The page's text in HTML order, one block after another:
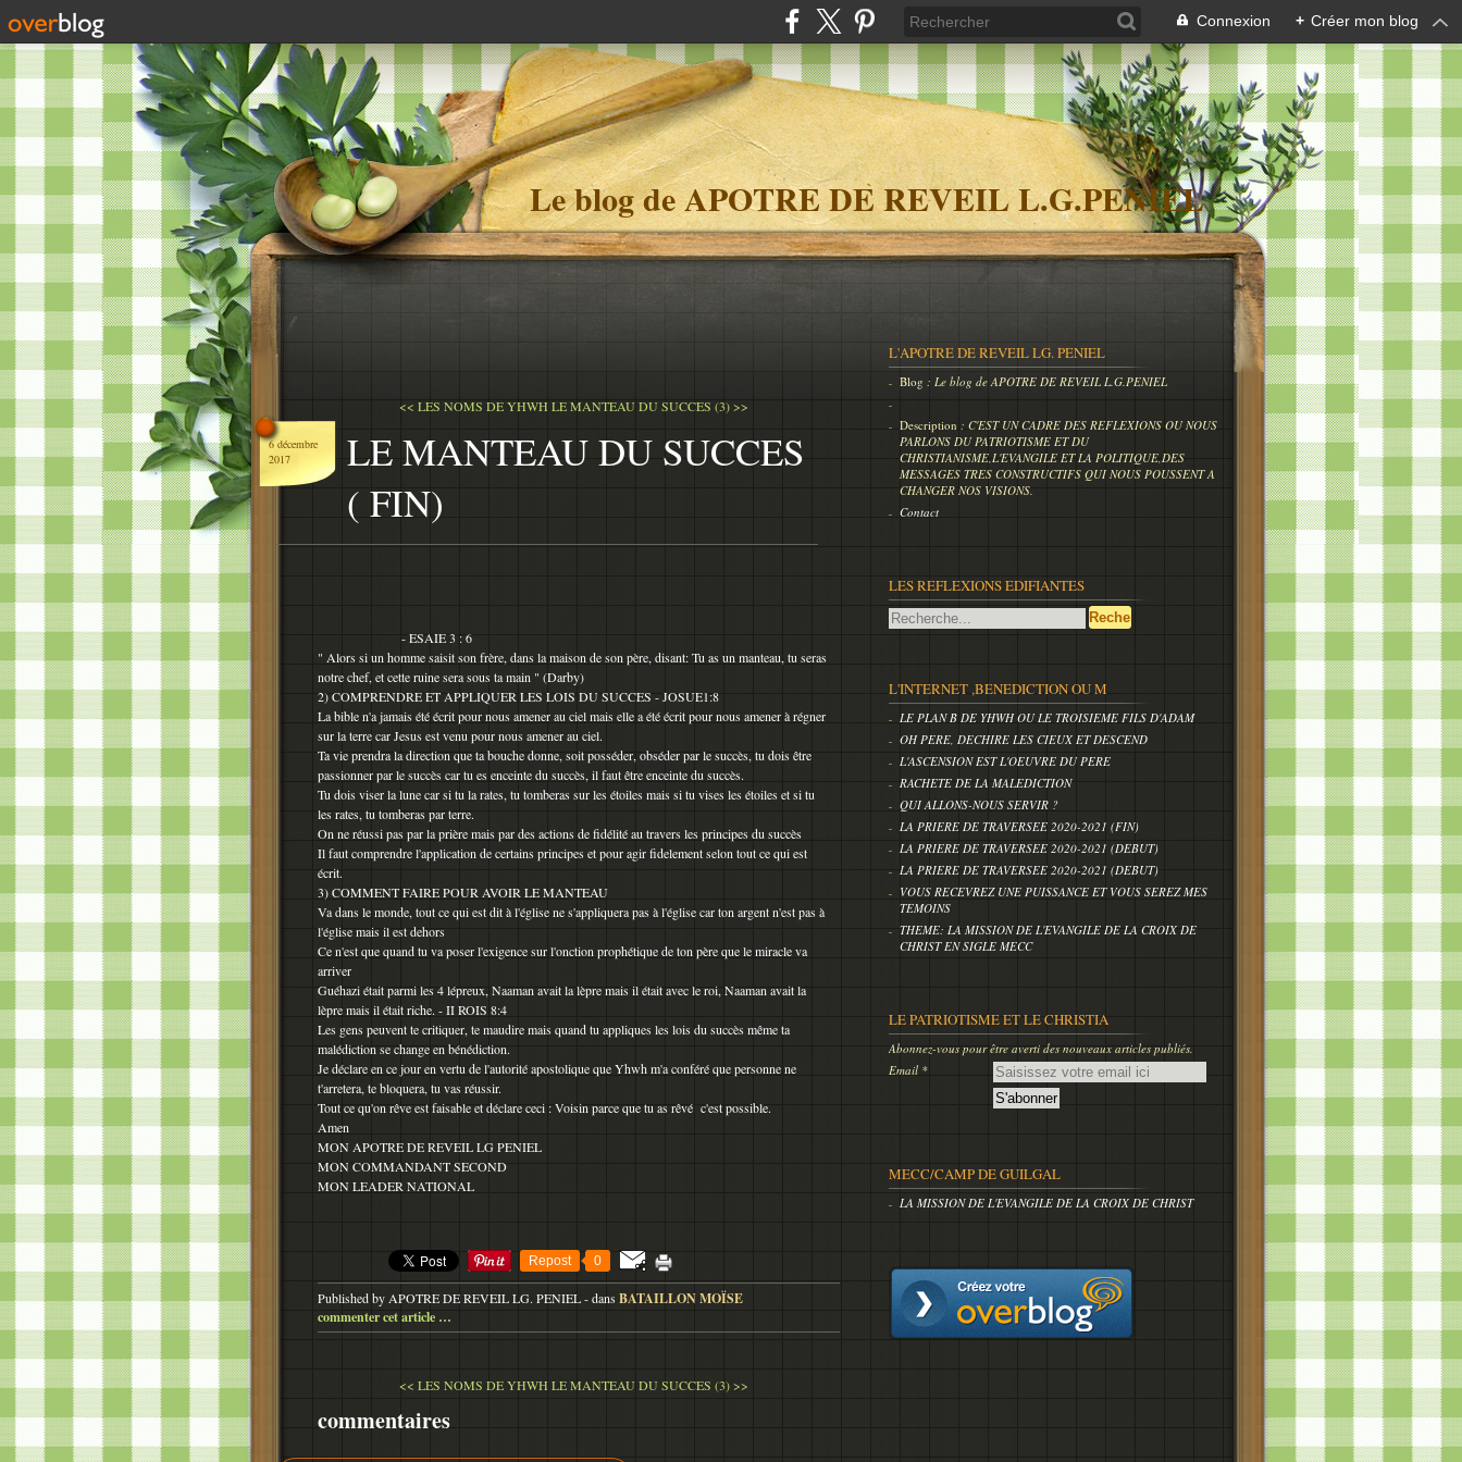
Connexion + Créer mon blog
Le blog de APOTRE DE REVEIL L.G.PENIEL
<< LES NOMS DE YHWH LE MANTEAU DU SUCCES (3) >>
6 décembre
2017
LE MANTEAU DU SUCCES
( FIN)
- ESAIE 3 : 6
" Alors si un homme saisit son frère, dans la maison de son père, disant: Tu as un manteau, tu seras
notre chef, et cette ruine sera sous ta main " (Darby)
2) COMPRENDRE ET APPLIQUER LES LOIS DU SUCCES - JOSUE1:8
La bible n'a jamais été écrit pour nous amener au ciel mais elle a été écrit pour nous amener à régner
sur la terre car Jesus est venu pour nous amener au ciel.
Ta vie prendra la direction que ta bouche donne, soit posséder, obséder par le succès, tu dois être
passionner par le succès car tu es enceinte du succès, il faut être enceinte du succès.
Tu dois viser la lune car si tu la rates, tu tomberas sur les étoiles mais si tu vises les étoiles et si tu
les rates, tu tomberas par terre.
On ne réussi pas par la prière mais par des actions de fidélité au travers les principes du succès
Il faut comprendre l'application de certains principes et pour agir fidelement selon tout ce qui est
écrit.
3) COMMENT FAIRE POUR AVOIR LE MANTEAU
Va dans le monde, tout ce qui est dit à l'église ne s'appliquera pas à l'église car ton argent n'est pas à
l'église mais il est dehors
Ce n'est que quand tu va poser l'exigence sur l'onction prophétique de ton père que le miracle va
arriver
Guéhazi était parmi les 4 lépreux, Naaman avait la lèpre mais il était avec le roi, Naaman avait la
lèpre mais il était riche. - II ROIS 8:4
Les gens peuvent te critiquer, te maudire mais quand tu appliques les lois du succès même ta
malédiction se change en bénédiction.
Je déclare en ce jour en vertu de l'autorité apostolique que Yhwh m'a conféré que personne ne
t'arretera, te bloquera, tu vas réussir.
Tout ce qu'on rêve est faisable et déclare ceci : Voisin parce que tu as rêvé c'est possible.
Amen
MON APOTRE DE REVEIL LG PENIEL
MON COMMANDANT SECOND
MON LEADER NATIONAL
Repost 0
Published by APOTRE DE REVEIL LG. PENIEL-dans BATAILLON MOÏSE
commenter cet article …
<< LES NOMS DE YHWH LE MANTEAU DU SUCCES (3) >>
commentaires
L'APOTRE DE REVEIL LG. PENIEL
Blog : Le blog de APOTRE DE REVEIL L.G.PENIEL
Description : C'EST UN CADRE DES REFLEXIONS OU NOUS
PARLONS DU PATRIOTISME ET DU
CHRISTIANISME,L'EVANGILE ET LA POLITIQUE,DES
MESSAGES TRES CONSTRUCTIFS QUI NOUS POUSSENT A
CHANGER NOS VISIONS.
Contact
LES REFLEXIONS EDIFIANTES
L'INTERNET ,BENEDICTION OU M
LE PLAN B DE YHWH OU LE TROISIEME FILS D'ADAM
OH PERE, DECHIRE LES CIEUX ET DESCEND
L'ASCENSION EST L'OEUVRE DU PERE
RACHETE DE LA MALEDICTION
QUI ALLONS-NOUS SERVIR ?
LA PRIERE DE TRAVERSEE 2020-2021 (FIN)
LA PRIERE DE TRAVERSEE 2020-2021 (DEBUT)
LA PRIERE DE TRAVERSEE 2020-2021 (DEBUT)
VOUS RECEVREZ UNE PUISSANCE ET VOUS SEREZ MES
TEMOINS
THEME: LA MISSION DE L'EVANGILE DE LA CROIX DE
CHRIST EN SIGLE MECC
LE PATRIOTISME ET LE CHRISTIA
Abonnez-vous pour être averti des nouveaux articles publiés.
Email
MECC/CAMP DE GUILGAL
LA MISSION DE L'EVANGILE DE LA CROIX DE CHRIST